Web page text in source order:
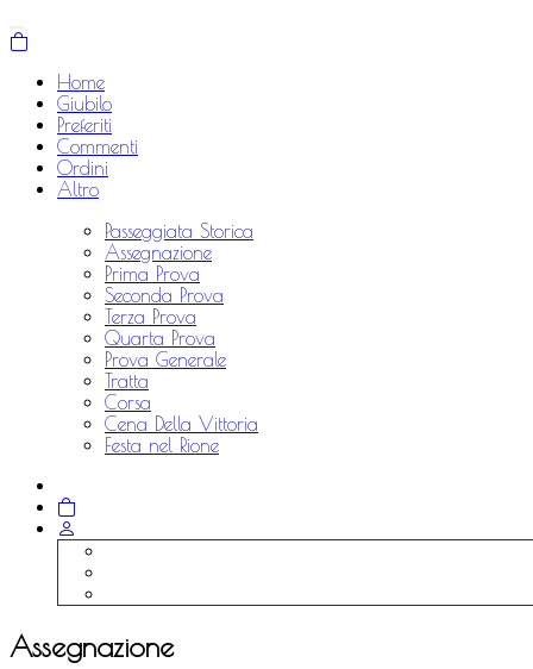
Home
Giubilo
Preferiti
Commenti
Ordini
Altro
Passeggiata Storica
Assegnazione
Prima Prova
Seconda Prova
Terza Prova
Quarta Prova
Prova Generale
Tratta
Corsa
Cena Della Vittoria
Festa nel Rione
Assegnazione